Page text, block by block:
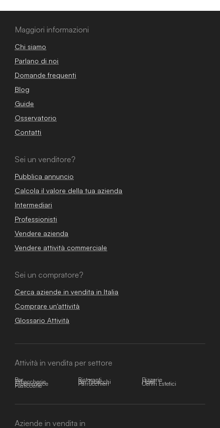
Maggiori informazioni
Chi siamo
Parlano di noi
Domande frequenti
Blog
Guide
Osservatorio
Contatti
Sei un venditore?
Pubblica annuncio
Calcola il valore della tua azienda
Intermediari
Professionisti
Vendere azienda
Vendere attività commerciale
Sei un compratore?
Cerca aziende in vendita in Italia
Comprare un'attività
Glossario Attività
Attività in vendita per settore
Bar Ristoranti Pizzerie
Tabaccherie Bar Tabacchi Hotel
E-commerce Parrucchieri Centri Estetici
Pasticcerie
Aziende in vendita in